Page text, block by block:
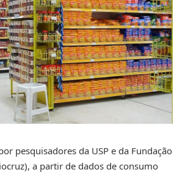
pesquisadores da USP e da Fundação
a partir de dados de consumo